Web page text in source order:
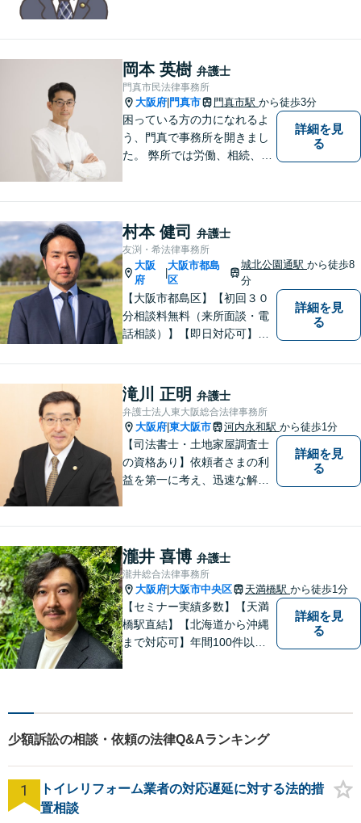
様、まずはお気軽にご連絡く
ださい。初回面談予約受付中
岡本 英樹 弁護士
門真市民法律事務所
大阪府 門真市 門真市駅 から徒歩3分
困っている方の力になれるよ
う、門真で事務所を開きまし
た。 弊所では労働、相続、離
す。
詳細を見
る
村本 健司 弁護士
友渕・希法律事務所
大阪
府
|
大阪市都島
区
城北公園通駅から徒歩8
分
【大阪市都島区】【初回３０
分相談料無料（来所面談・電
話相談）】【即日対応可】
【高倉町三丁目バス停徒歩１
分】【当日・夜間・休日相談
可】刑事事件/相続問題/離婚問
題など経験と知識をもとに、
依頼者様の不安を解消し、問
題解決へ導きます
詳細を見
る
滝川 正明 弁護士
弁護士法人東大阪総合法律事務所
大阪府 東大阪市 河内永和駅 から徒歩1分
【司法書士・土地家屋調査士
の資格あり】依頼者さまの利
益を第一に考え、迅速な解決
ムーズな明け渡し請求で依頼
者さまの被害を最小限に抑え
る」
詳細を見
る
瀧井 喜博 弁護士
瀧井総合法律事務所
大阪府 大阪市中央区 天満橋駅 から徒歩1分
【セミナー実績多数】【天満
橋駅直結】【北海道から沖縄
まで対応可】年間100件以上
すくご説明します【土日対応
可】【電話・メール・LINEで
面談予約可】
詳細を見
る
少額訴訟の相談・依頼の法律Q&Aランキング
1
トイレリフォーム業者の対応遅延に対する法的措
置相談